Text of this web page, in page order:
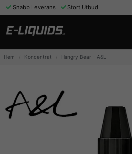
Snabb Leverans Stort Utbud
Hem Koncentrat Hungry Bear - A&L